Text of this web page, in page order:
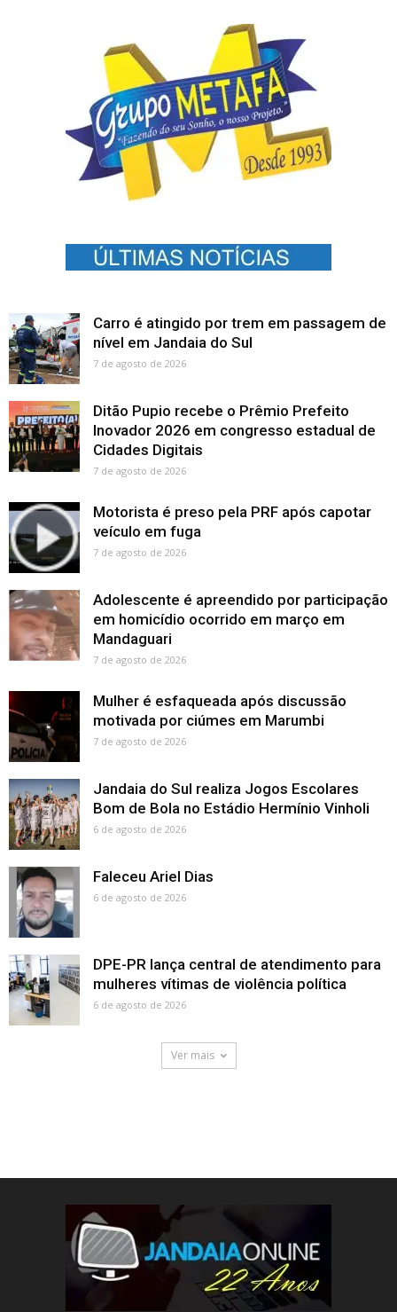
Carro é atingido por trem em passagem de
nível em Jandaia do Sul
7 de agosto de 2026
Ditão Pupio recebe o Prêmio Prefeito
Inovador 2026 em congresso estadual de
Cidades Digitais
7 de agosto de 2026
Motorista é preso pela PRF após capotar
veículo em fuga
7 de agosto de 2026
Adolescente é apreendido por participação
em homicídio ocorrido em março em
Mandaguari
7 de agosto de 2026
Mulher é esfaqueada após discussão
motivada por ciúmes em Marumbi
7 de agosto de 2026
Jandaia do Sul realiza Jogos Escolares
Bom de Bola no Estádio Hermínio Vinholi
6 de agosto de 2026
Faleceu Ariel Dias
6 de agosto de 2026
DPE-PR lança central de atendimento para
mulheres vítimas de violência política
6 de agosto de 2026
Ver mais